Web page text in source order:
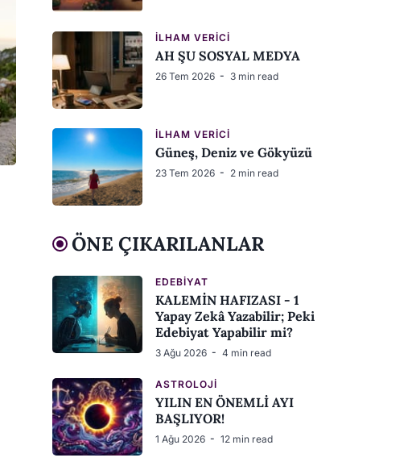
İLHAM VERICI
AH ŞU SOSYAL MEDYA
26 Tem 2026 3 min read
İLHAM VERICI
Güneş, Deniz ve Gökyüzü
23 Tem 2026 2 min read
ÖNE ÇIKARILANLAR
EDEBIYAT
KALEMİN HAFIZASI - 1
Yapay Zekâ Yazabilir; Peki
Edebiyat Yapabilir mi?
3 Ağu 2026 4 min read
ASTROLOJI
YILIN EN ÖNEMLİ AYI
BAŞLIYOR!
1 Ağu 2026 12 min read